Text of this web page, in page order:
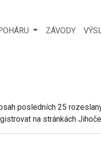
ZÁVODY
posledních 25
na stránkách